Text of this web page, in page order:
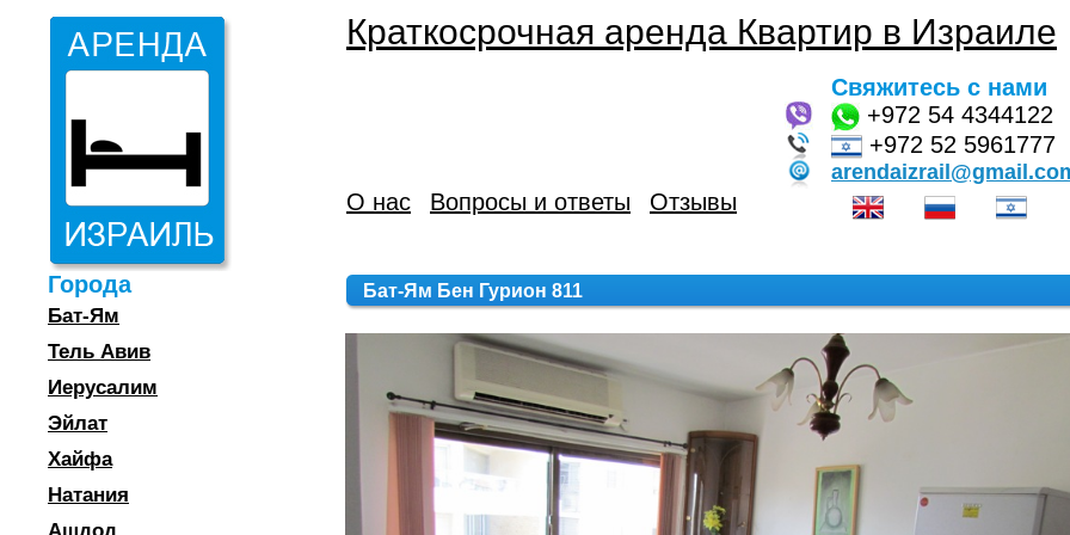
Краткосрочная аренда Квартир в Израиле
Свяжитесь с нами
+972 54 4344122
+972 52 5961777
О нас Вопросы и ответы Отзывы
Города
Бат-Ям
Тель Авив
Иерусалим
Эйлат
Хайфа
Натания
Бат-Ям Бен Гурион 811